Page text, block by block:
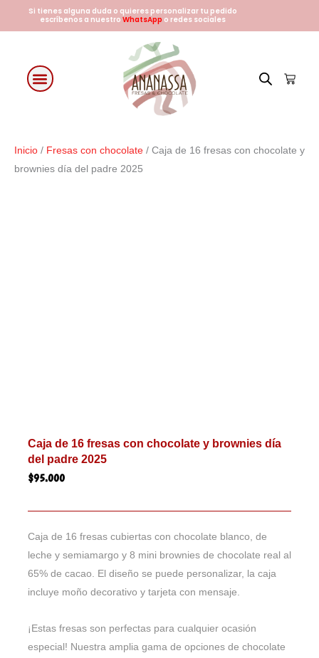
al
Si tienes alguna duda o quieres personalizar tu pedido
escríbenos a nuestro WhatsApp o redes sociales
Cart
Inicio / Fresas con chocolate / Caja de 16 fresas con chocolate y
brownies día del padre 2025
Caja de 16 fresas con chocolate y brownies día
del padre 2025
$95.000
Caja de 16 fresas cubiertas con chocolate blanco, de
leche y semiamargo y 8 mini brownies de chocolate real al
65% de cacao. El diseño se puede personalizar, la caja
incluye moño decorativo y tarjeta con mensaje.
¡Estas fresas son perfectas para cualquier ocasión
especial! Nuestra amplia gama de opciones de chocolate